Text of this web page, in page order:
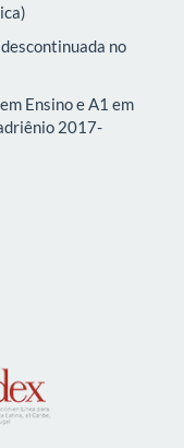
no
Ensino e A1 em
2017-